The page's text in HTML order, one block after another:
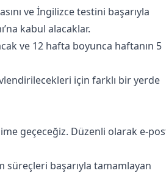
ve İngilizce testini başarıyla
kabul alacaklar.
ve 12 hafta boyunca haftanın 5
için farklı bir yerde
geçeceğiz. Düzenli olarak e-
süreçleri başarıyla tamamlayan